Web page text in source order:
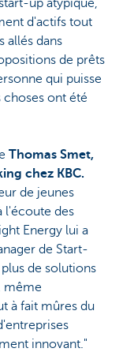
up atypique,
d'actifs tout
allés dans
de prêts
qui puisse
choses ont été
Thomas Smet,
chez KBC.
de jeunes
l'écoute des
Energy lui a
de Start-
de solutions
même
à fait mûres du
innovant."